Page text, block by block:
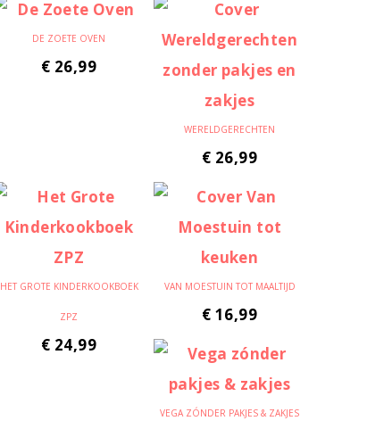
DE ZOETE OVEN
€ 26,99
WERELDGERECHTEN
€ 26,99
HET GROTE KINDERKOOKBOEK
ZPZ
€ 24,99
VAN MOESTUIN TOT MAALTIJD
€ 16,99
VEGA ZÓNDER PAKJES & ZAKJES